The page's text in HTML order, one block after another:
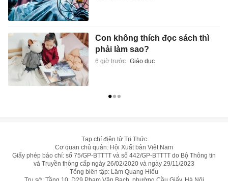
Con không thích đọc sách thì
phải làm sao?
6 giờ trước Giáo dục
Tạp chí điện tử Tri Thức
Cơ quan chủ quản: Hội Xuất bản Việt Nam
Giấy phép báo chí: số 75/GP-BTTTT và số 442/GP-BTTTT do Bộ Thông tin
và Truyền thông cấp ngày 26/02/2020 và ngày 29/11/2023
Tổng biên tập: Lâm Quang Hiếu